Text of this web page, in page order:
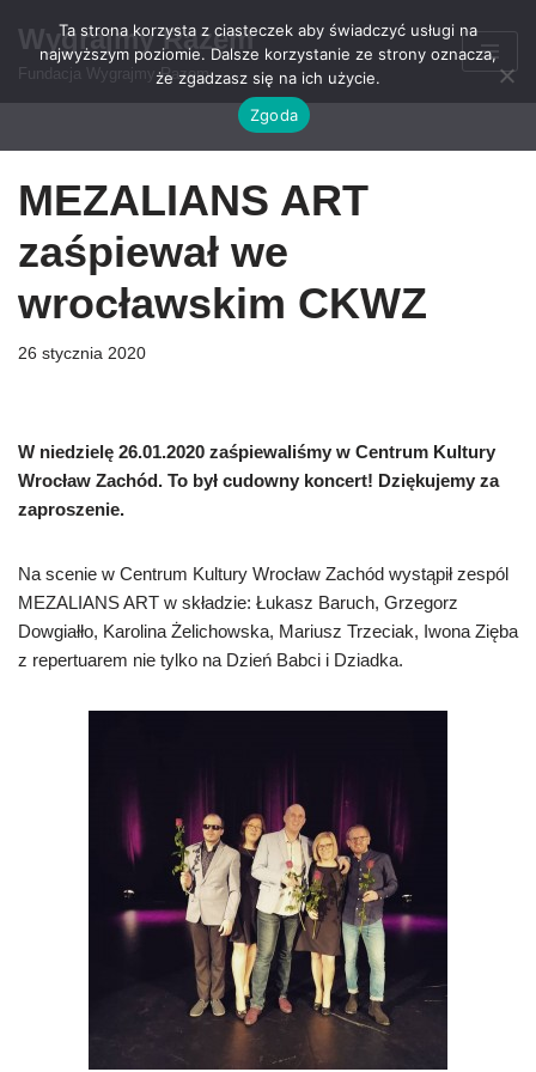
Przejdź
Wygrajmy Razem
Fundacja Wygrajmy Razem
MEZALIANS ART
zaśpiewał we
wrocławskim CKWZ
26 stycznia 2020
W niedzielę 26.01.2020 zaśpiewaliśmy w Centrum Kultury
Wrocław Zachód. To był cudowny koncert! Dziękujemy za
zaproszenie.
Na scenie w Centrum Kultury Wrocław Zachód wystąpił zespól
MEZALIANS ART w składzie: Łukasz Baruch, Grzegorz
Dowgiałło, Karolina Żelichowska, Mariusz Trzeciak, Iwona Zięba
z repertuarem nie tylko na Dzień Babci i Dziadka.
Ta strona korzysta z ciasteczek aby świadczyć usługi na
najwyższym poziomie. Dalsze korzystanie ze strony oznacza,
że zgadzasz się na ich użycie.
Zgoda